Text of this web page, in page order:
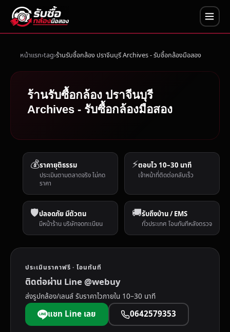
หน้าแรก tag ร้านรับซื้อกล้อง ปราจีนบุรี Archives - รับซื้อกล้องมือสอง
ร้านรับซื้อกล้อง ปราจีนบุรี
Archives - รับซื้อกล้องมือสอง
💰ราคายุติธรรม
ประเมินตามตลาดจริง ไม่กด
ราคา
⚡ตอบไว 10–30 นาที
เจ้าหน้าที่ติดต่อกลับเร็ว
🛡️ปลอดภัย มีตัวตน
มีหน้าร้าน บริษัทจดทะเบียน
🚚รับถึงบ้าน / EMS
ทั่วประเทศ โอนทันทีหลังตรวจ
ประเมินราคาฟรี · โอนทันที
ติดต่อผ่าน Line @webuy
ส่งรูปกล้อง/เลนส์ รับราคาไวภายใน 10–30 นาที
แชท Line เลย 0642579353